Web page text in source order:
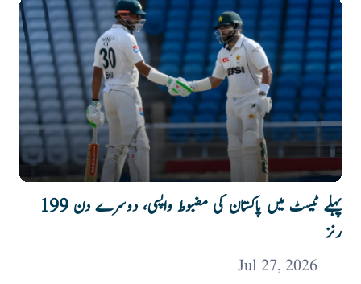
پہلے ٹیسٹ میں پاکستان کی مضبوط واپسی، دوسرے دن 199
رنز